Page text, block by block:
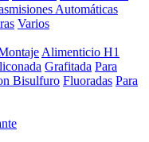
Automáticas
Varios
Alimenticio H1
Grafitada Para
Bisulfuro Fluoradas Para